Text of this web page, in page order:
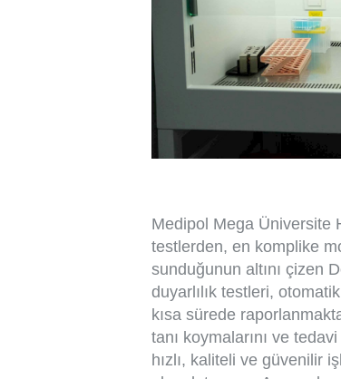
Medipol Mega Üniversite
testlerden, en komplike
sunduğunun altını çizen
duyarlılık testleri,
kısa sürede
tanı koymalarını ve
hızlı, kaliteli ve güvenilir